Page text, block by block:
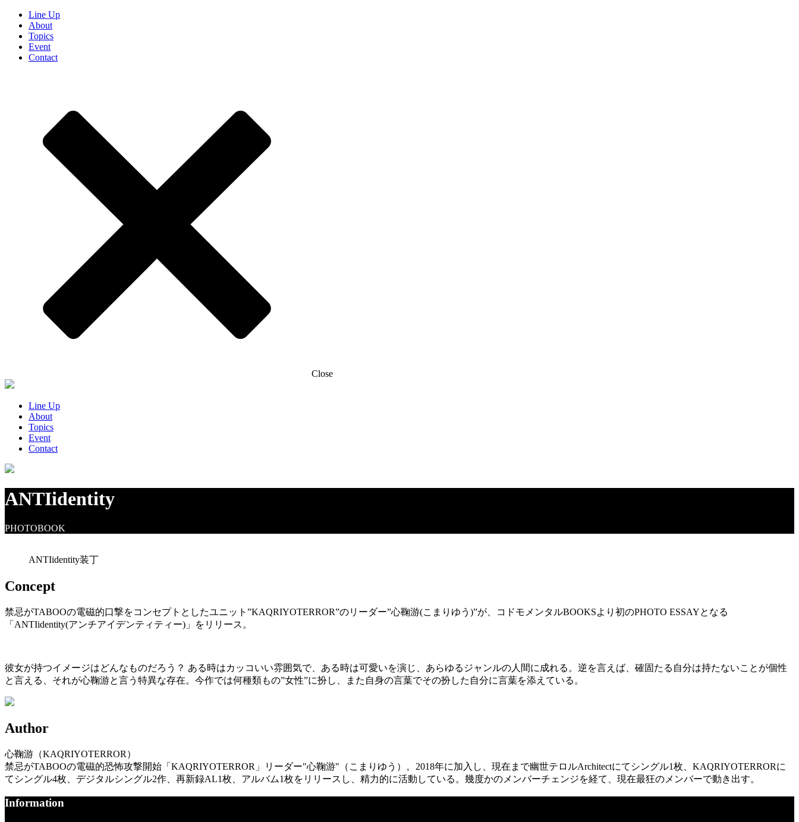
Line Up
About
Topics
Event
Contact
Close
Line Up
About
Topics
Event
Contact
ANTIidentity
PHOTOBOOK
ANTIidentity装丁
Concept
禁忌がTABOOの電磁的口撃をコンセプトとしたユニット”KAQRIYOTERROR”のリーダー”心鞠游(こまりゆう)”が、コドモメンタルBOOKSより初のPHOTO ESSAYとなる
「ANTIidentity(アンチアイデンティティー)」をリリース。
彼女が持つイメージはどんなものだろう？ ある時はカッコいい雰囲気で、ある時は可愛いを演じ、あらゆるジャンルの人間に成れる。逆を言えば、確固たる自分は持たないことが個性
と言える、それが心鞠游と言う特異な存在。今作では何種類もの”女性”に扮し、また自身の言葉でその扮した自分に言葉を添えている。
Author
心鞠游（KAQRIYOTERROR）
禁忌がTABOOの電磁的恐怖攻撃開始「KAQRIYOTERROR」リーダー"心鞠游"（こまりゆう）。2018年に加入し、現在まで幽世テロルArchitectにてシングル1枚、KAQRIYOTERRORに
てシングル4枚、デジタルシングル2作、再新録AL1枚、アルバム1枚をリリースし、精力的に活動している。幾度かのメンバーチェンジを経て、現在最狂のメンバーで動き出す。
Information